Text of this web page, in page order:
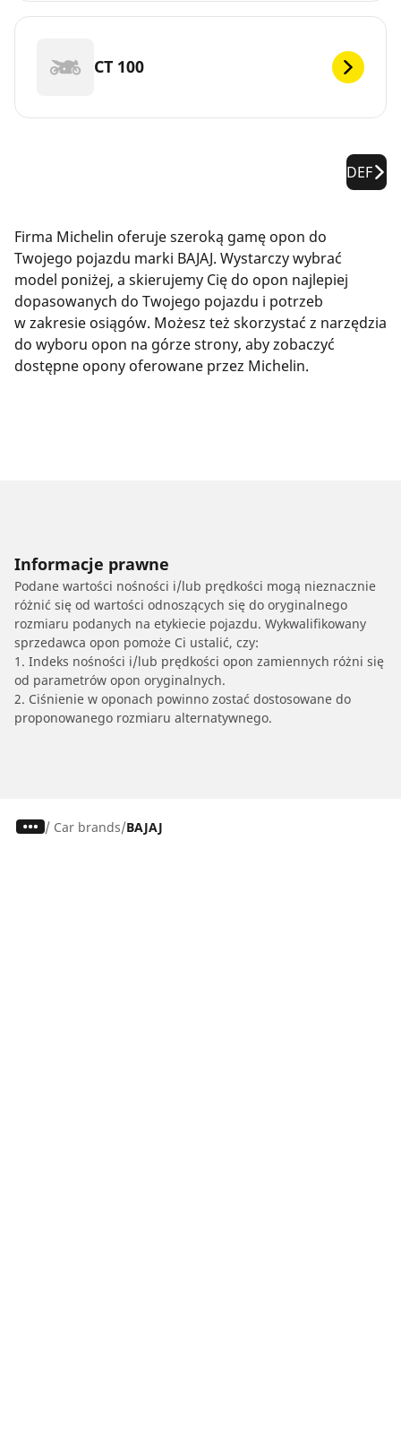
CT 100
DEF
Firma Michelin oferuje szeroką gamę opon do
Twojego pojazdu marki BAJAJ. Wystarczy wybrać
model poniżej, a skierujemy Cię do opon najlepiej
dopasowanych do Twojego pojazdu i potrzeb
w zakresie osiągów. Możesz też skorzystać z narzędzia
do wyboru opon na górze strony, aby zobaczyć
dostępne opony oferowane przez Michelin.
Informacje prawne
Podane wartości nośności i/lub prędkości mogą nieznacznie
różnić się od wartości odnoszących się do oryginalnego
rozmiaru podanych na etykiecie pojazdu. Wykwalifikowany
sprzedawca opon pomoże Ci ustalić, czy:
1. Indeks nośności i/lub prędkości opon zamiennych różni się
od parametrów opon oryginalnych.
2. Ciśnienie w oponach powinno zostać dostosowane do
proponowanego rozmiaru alternatywnego.
/ Car brands BAJAJ